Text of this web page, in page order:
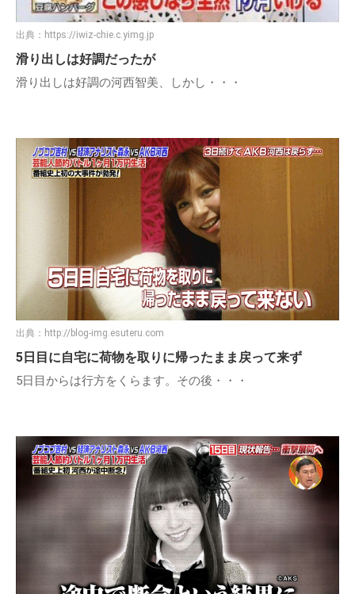
出典： https://iwiz-chie.c.yimg.jp
滑り出しは好調だったが
滑り出しは好調の河西智美、しかし・・・
出典： http://blog-img.esuteru.com
5日目に自宅に荷物を取りに帰ったまま戻って来ず
5日目からは行方をくらます。その後・・・